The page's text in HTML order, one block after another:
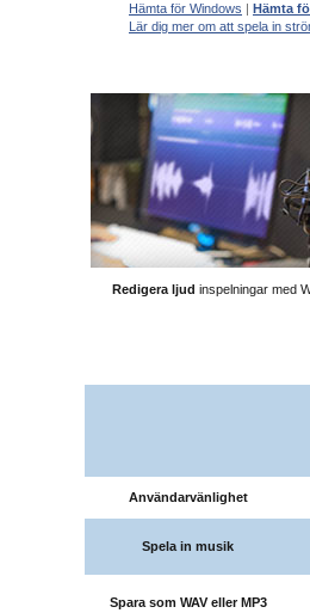
Hämta för Windows | Hämta
Lär dig mer om att spela in
Redigera ljud inspelningar med
Användarvänlighet
Spela in musik
Spara som WAV eller MP3